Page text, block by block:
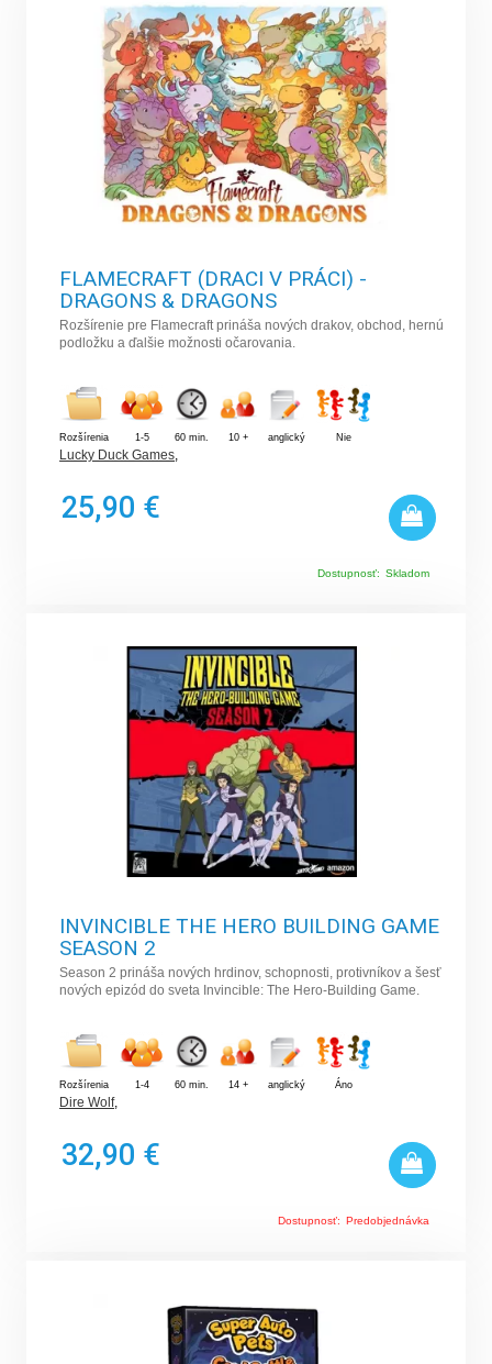
FLAMECRAFT (DRACI V PRÁCI) -
DRAGONS & DRAGONS
Rozšírenie pre Flamecraft prináša nových drakov, obchod, hernú
podložku a ďalšie možnosti očarovania.
Rozšírenia 1-5 60 min. 10 + anglický Nie
Lucky Duck Games,
25,90 €
Dostupnosť: Skladom
INVINCIBLE THE HERO BUILDING GAME
SEASON 2
Season 2 prináša nových hrdinov, schopnosti, protivníkov a šesť
nových epizód do sveta Invincible: The Hero-Building Game.
Rozšírenia 1-4 60 min. 14 + anglický Áno
Dire Wolf,
32,90 €
Dostupnosť: Predobjednávka